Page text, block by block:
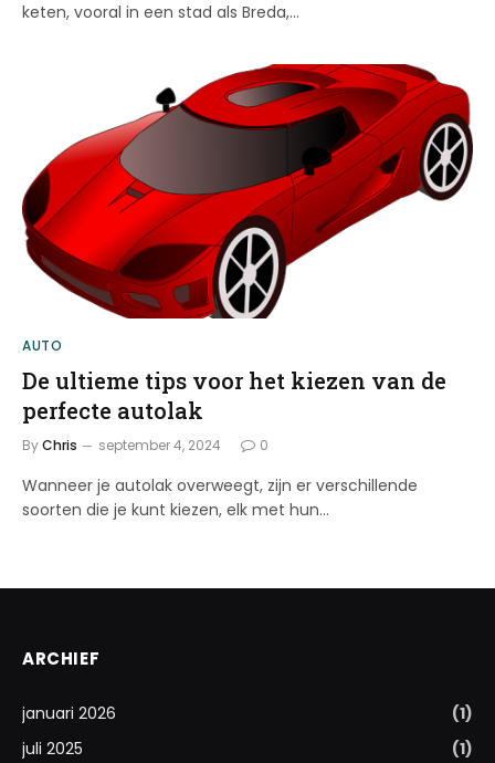
keten, vooral in een stad als Breda,…
AUTO
De ultieme tips voor het kiezen van de
perfecte autolak
ByChris september 4, 2024 0
Wanneer je autolak overweegt, zijn er verschillende
soorten die je kunt kiezen, elk met hun…
ARCHIEF
januari 2026
(1)
juli 2025
(1)